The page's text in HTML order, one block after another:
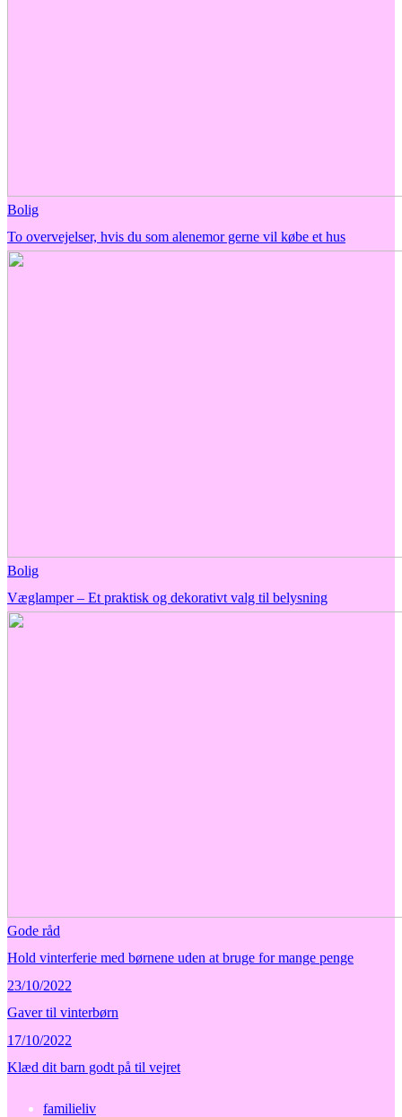
Bolig
To overvejelser, hvis du som alenemor gerne vil købe et hus
Bolig
Væglamper – Et praktisk og dekorativt valg til belysning
Gode råd
Hold vinterferie med børnene uden at bruge for mange penge
23/10/2022
Gaver til vinterbørn
17/10/2022
Klæd dit barn godt på til vejret
familieliv